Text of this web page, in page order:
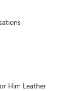
Him Leather